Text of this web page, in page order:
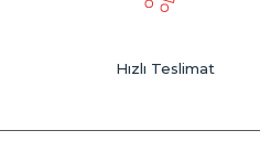
Hızlı Teslimat